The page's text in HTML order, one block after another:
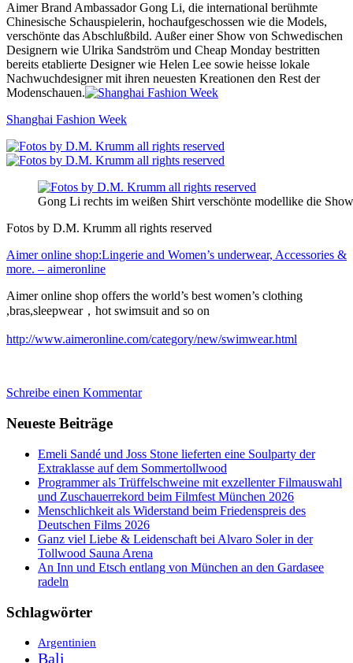
Aimer Brand Ambassador Gong Li, die international berühmte
Chinesische Schauspielerin, hochaufgeschossen wie die Models,
verschönte das Abschlußbild. Außer einer Show von Schwedischen
Designern wie Ulrika Sandström und Cheap Monday bestritten
bereits etablierte Designer wie Helen Lee sowie heisse lokale
Nachwuchdesigner mit ihren neuesten Kreationen den Rest der
Modenschauen.
Shanghai Fashion Week
Gong Li rechts im weißen Shirt verschönte modellike die Show
Fotos by D.M. Krumm all rights reserved
Aimer online shop:Lingerie and Women’s underwear, Accessories &
more. – aimeronline
Aimer online shop offers the world’s best women’s clothing
,bras,sleepwear，hot swimsuit and so on
http://www.aimeronline.com/category/new/swimwear.html
Schreibe einen Kommentar
Neueste Beiträge
Emeli Sandé und Joss Stone lieferten eine Soulparty der
Extraklasse auf dem Sommertollwood
Programmer als Trüffelschweine mit exzellenter Filmauswahl
und Zuschauerrekord beim Filmfest München 2026
Menschlichkeit als Widerstand beim Friedenspreis des
Deutschen Films 2026
Ganz viel Liebe & Leidenschaft bei Alvaro Soler in der
Tollwood Sauna Arena
An Inn und Etsch entlang von München an den Gardasee
radeln
Schlagwörter
Argentinien
Bali